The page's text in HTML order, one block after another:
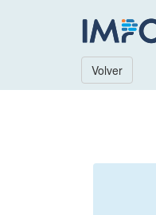
Volver